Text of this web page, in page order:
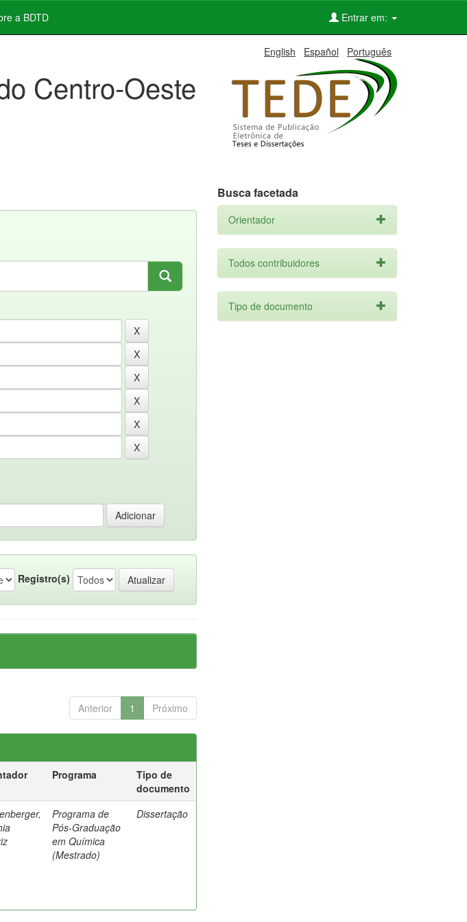
a BDTD Entrar em:
English Español Português
Centro-Oeste
Registro(s)
Anterior 1 Próximo
Programa
Tipo de
documento
Programa de
Pós-Graduação
em Química
(Mestrado)
Dissertação
Busca facetada
Orientador
Todos contribuidores
Tipo de documento